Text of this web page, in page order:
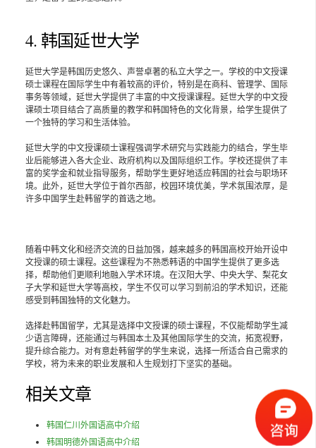
4. 韩国延世大学
延世大学是韩国历史悠久、声誉卓著的私立大学之一。学校的中文授课
硕士课程在国际学生中有着较高的评价，特别是在商科、管理学、国际
事务等领域，延世大学提供了丰富的中文授课课程。延世大学的中文授
课硕士项目结合了高质量的教学和韩国特色的文化背景，给学生提供了
一个独特的学习和生活体验。
延世大学的中文授课硕士课程强调学术研究与实践能力的结合，学生毕
业后能够进入各大企业、政府机构以及国际组织工作。学校还提供了丰
富的奖学金和就业指导服务，帮助学生更好地适应韩国的社会与职场环
境。此外，延世大学位于首尔西部，校园环境优美，学术氛围浓厚，是
许多中国学生赴韩留学的首选之地。
随着中韩文化和经济交流的日益加强，越来越多的韩国高校开始开设中
文授课的硕士课程。这些课程为不熟悉韩语的中国学生提供了更多选
择，帮助他们更顺利地融入学术环境。在汉阳大学、中央大学、梨花女
子大学和延世大学等高校，学生不仅可以学习到前沿的学术知识，还能
感受到韩国独特的文化魅力。
选择赴韩国留学，尤其是选择中文授课的硕士课程，不仅能帮助学生减
少语言障碍，还能通过与韩国本土及其他国际学生的交流，拓宽视野，
提升综合能力。对有意赴韩留学的学生来说，选择一所适合自己需求的
学校，将为未来的职业发展和人生规划打下坚实的基础。
相关文章
韩国仁川外国语高中介绍
韩国明德外国语高中介绍